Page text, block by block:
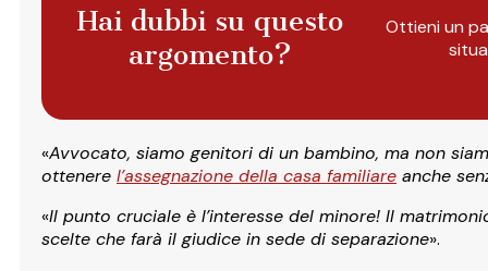
Hai dubbi su questo
argomento?
Ottieni un
«Avvocato, siamo genitori di un bambino, ma non
ottenere l’assegnazione della casa familiare anche
«Il punto cruciale è l’interesse del minore! Il
scelte che farà il giudice in sede di separazione».